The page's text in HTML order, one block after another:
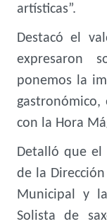
artísticas”.
Destacó el
expresaron
ponemos la
gastronómico,
con la Hora
Detalló que el
de la
Municipal y
Solista de